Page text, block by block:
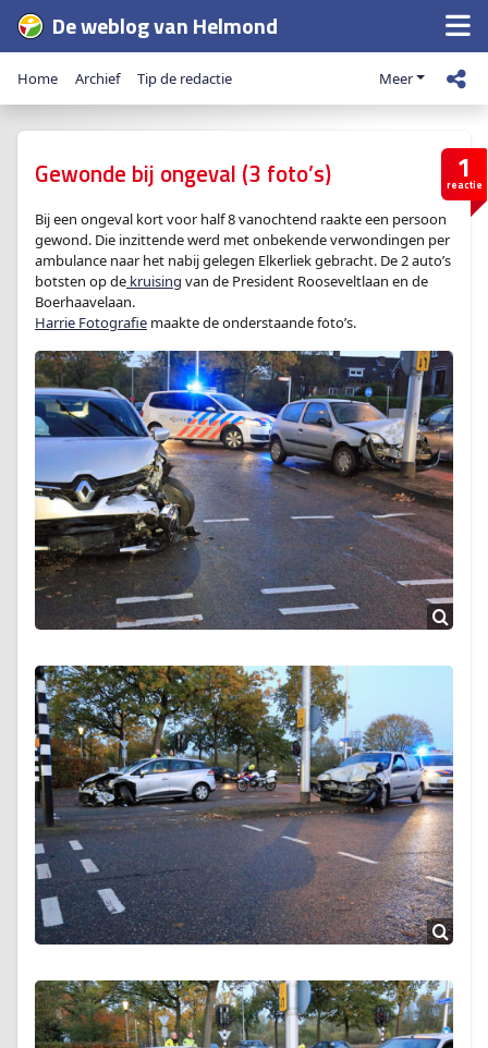
De weblog van Helmond
Home Archief Tip de redactie Meer
1
reactie
Gewonde bij ongeval (3 foto’s)
Bij een ongeval kort voor half 8 vanochtend raakte een persoon
gewond. Die inzittende werd met onbekende verwondingen per
ambulance naar het nabij gelegen Elkerliek gebracht. De 2 auto’s
botsten op de kruising van de President Rooseveltlaan en de
Boerhaavelaan.
Harrie Fotografie maakte de onderstaande foto’s.